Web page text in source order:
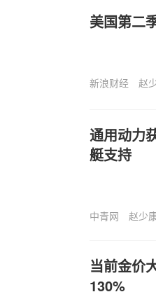
美国第二
新浪财经 赵
通用动力
艇支持
中青网 赵少
当前金价
130%